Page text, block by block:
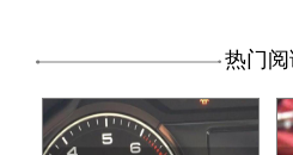
热门阅